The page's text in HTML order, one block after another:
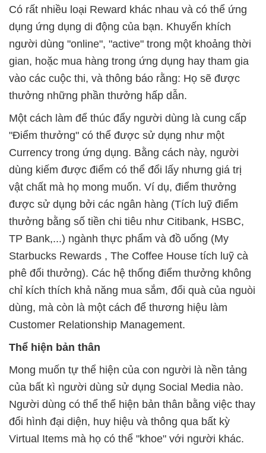
Có rất nhiều loại Reward khác nhau và có thể ứng
dụng ứng dụng di động của bạn. Khuyến khích
người dùng "online", "active" trong một khoảng thời
gian, hoặc mua hàng trong ứng dụng hay tham gia
vào các cuộc thi, và thông báo rằng: Họ sẽ được
thưởng những phần thưởng hấp dẫn.
Một cách làm để thúc đẩy người dùng là cung cấp
"Điểm thưởng" có thể được sử dụng như một
Currency trong ứng dụng. Bằng cách này, người
dùng kiếm được điểm có thể đổi lấy nhưng giá trị
vật chất mà họ mong muốn. Ví dụ, điểm thưởng
được sử dụng bởi các ngân hàng (Tích luỹ điểm
thưởng bằng số tiền chi tiêu như Citibank, HSBC,
TP Bank,...) ngành thực phẩm và đồ uống (My
Starbucks Rewards , The Coffee House tích luỹ cà
phê đổi thưởng). Các hệ thống điểm thưởng không
chỉ kích thích khả năng mua sắm, đổi quà của nguòi
dùng, mà còn là một cách để thương hiệu làm
Customer Relationship Management.
Thể hiện bản thân
Mong muốn tự thể hiện của con người là nền tảng
của bất kì người dùng sử dụng Social Media nào.
Người dùng có thể thể hiện bản thân bằng việc thay
đổi hình đại diện, huy hiệu và thông qua bất kỳ
Virtual Items mà họ có thể "khoe" với người khác.